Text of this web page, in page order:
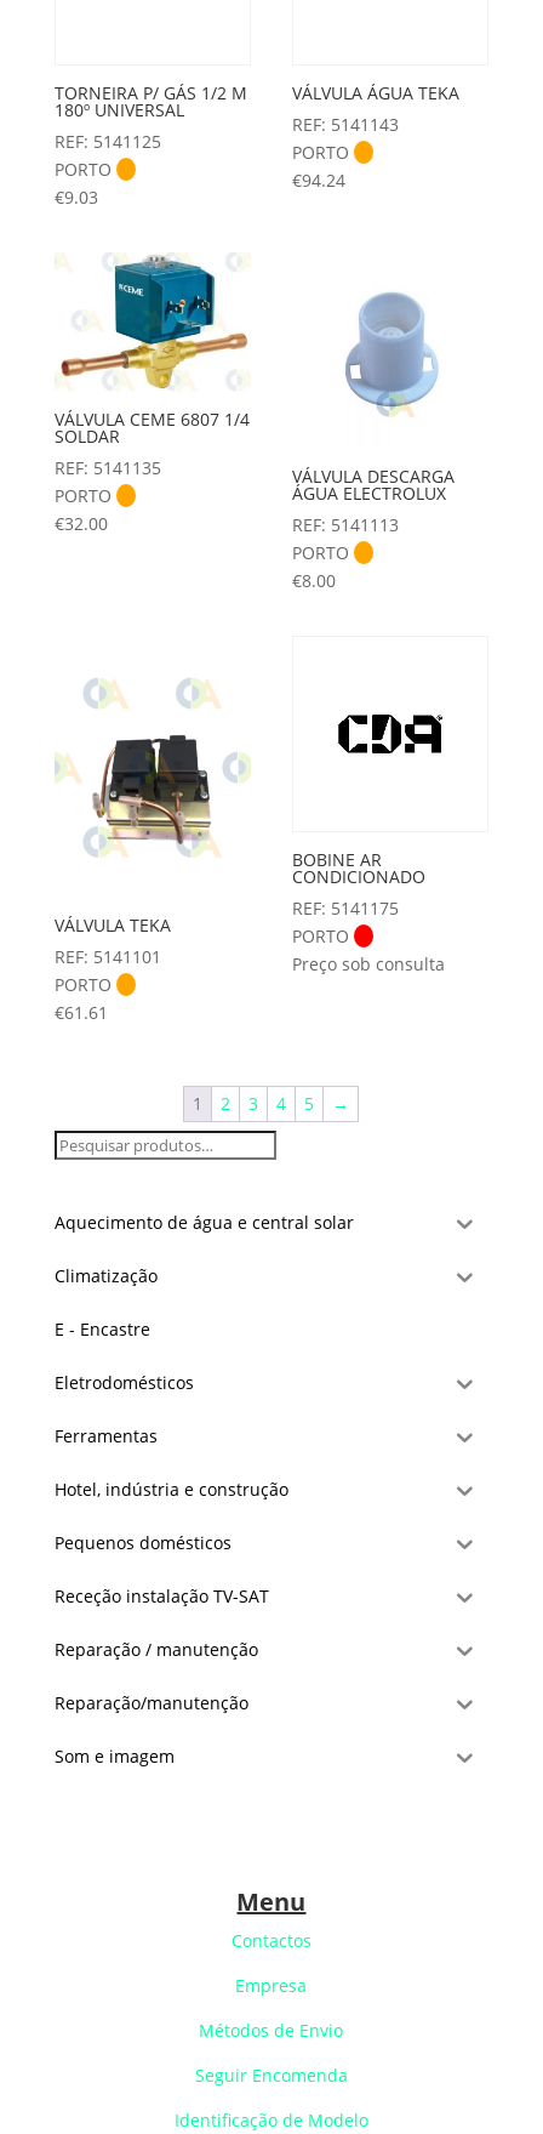
TORNEIRA P/ GÁS 1/2 M
180º UNIVERSAL
REF: 5141125
PORTO
€9.03
VÁLVULA ÁGUA TEKA
REF: 5141143
PORTO
€94.24
VÁLVULA CEME 6807 1/4
SOLDAR
REF: 5141135
PORTO
€32.00
VÁLVULA DESCARGA
ÁGUA ELECTROLUX
REF: 5141113
PORTO
€8.00
VÁLVULA TEKA
REF: 5141101
PORTO
€61.61
BOBINE AR
CONDICIONADO
REF: 5141175
PORTO
Preço sob consulta
1 2 3 4 5 →
Aquecimento de água e central solar
Climatização
E - Encastre
Eletrodomésticos
Ferramentas
Hotel, indústria e construção
Pequenos domésticos
Receção instalação TV-SAT
Reparação / manutenção
Reparação/manutenção
Som e imagem
Menu
Contactos
Empresa
Métodos de Envio
Seguir Encomenda
Identificação de Modelo